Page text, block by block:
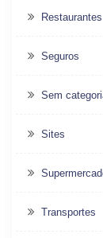
Restaurantes
Seguros
Sem
Sites
Transportes